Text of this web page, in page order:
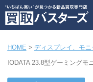
HOME > ディスプレイ、モニ
IODATA 23.8型ゲーミングモ